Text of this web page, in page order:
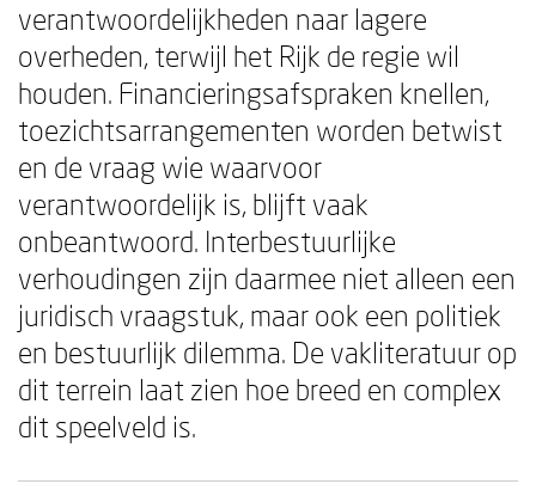
verantwoordelijkheden naar lagere
overheden, terwijl het Rijk de regie wil
houden. Financieringsafspraken knellen,
toezichtsarrangementen worden betwist
en de vraag wie waarvoor
verantwoordelijk is, blijft vaak
onbeantwoord. Interbestuurlijke
verhoudingen zijn daarmee niet alleen een
juridisch vraagstuk, maar ook een politiek
en bestuurlijk dilemma. De vakliteratuur op
dit terrein laat zien hoe breed en complex
dit speelveld is.